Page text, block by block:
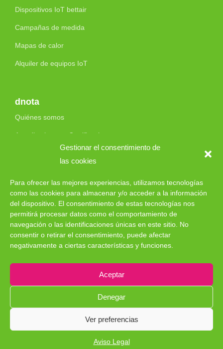
Gestionar el consentimiento de
las cookies
Para ofrecer las mejores experiencias, utilizamos tecnologías
como las cookies para almacenar y/o acceder a la información
del dispositivo. El consentimiento de estas tecnologías nos
permitirá procesar datos como el comportamiento de
navegación o las identificaciones únicas en este sitio. No
consentir o retirar el consentimiento, puede afectar
negativamente a ciertas características y funciones.
Aceptar
Denegar
Ver preferencias
Aviso Legal
Dispositivos IoT bettair
Campañas de medida
Mapas de calor
Alquiler de equipos IoT
dnota
Quiénes somos
Acreditaciones y Certificaciones
Copyright © 2023 dnota. Todos los derechos reservados. |
Legal
This site is registered onwpml.orgas a development site.